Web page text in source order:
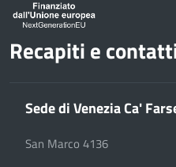
Recapiti e
Sede di Venezia Ca'
San Marco 4136